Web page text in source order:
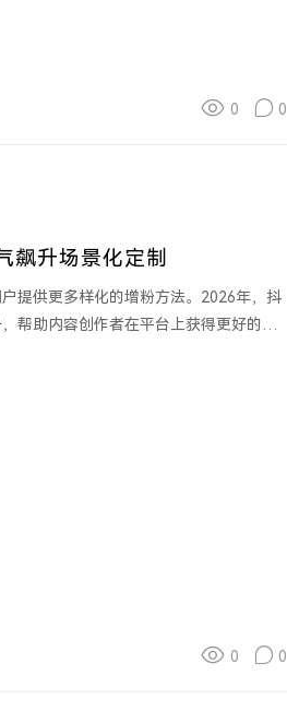
0 0
飙升场景化定制
提供更多样化的增粉方法。2026年，抖
帮助内容创作者在平台上获得更好的曝
0 0